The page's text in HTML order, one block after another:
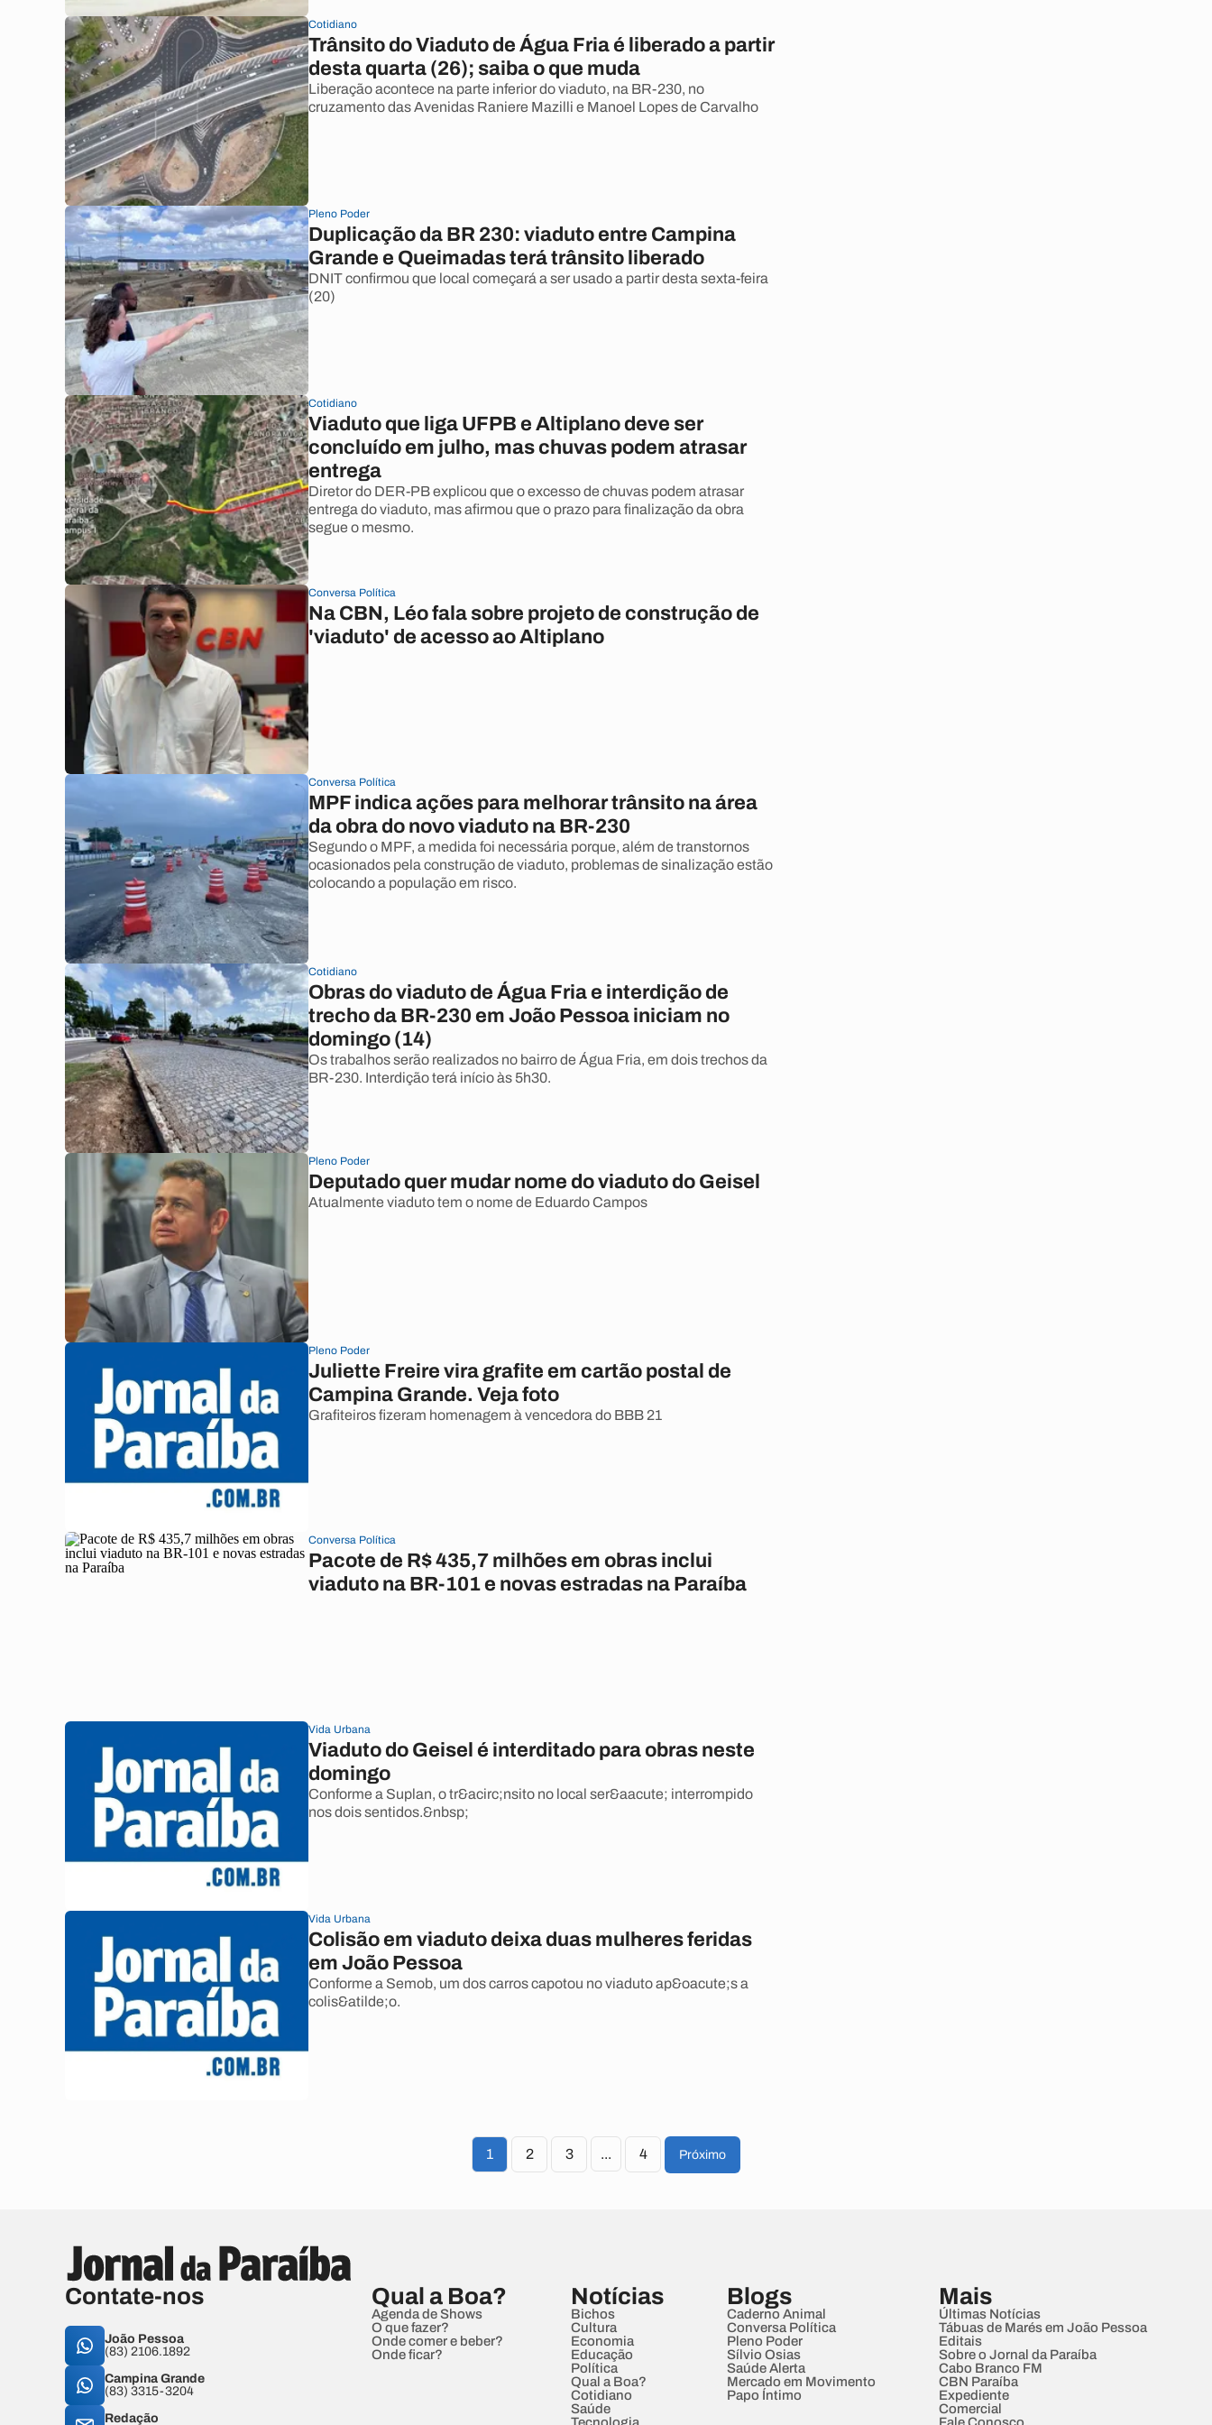
Cotidiano
Trânsito do Viaduto de Água Fria é liberado a partir
desta quarta (26); saiba o que muda
Liberação acontece na parte inferior do viaduto, na BR-230, no
cruzamento das Avenidas Raniere Mazilli e Manoel Lopes de Carvalho
Pleno Poder
Duplicação da BR 230: viaduto entre Campina
Grande e Queimadas terá trânsito liberado
DNIT confirmou que local começará a ser usado a partir desta sexta-feira
(20)
Cotidiano
Viaduto que liga UFPB e Altiplano deve ser
concluído em julho, mas chuvas podem atrasar
entrega
Diretor do DER-PB explicou que o excesso de chuvas podem atrasar
entrega do viaduto, mas afirmou que o prazo para finalização da obra
segue o mesmo.
Conversa Política
Na CBN, Léo fala sobre projeto de construção de
'viaduto' de acesso ao Altiplano
Conversa Política
MPF indica ações para melhorar trânsito na área
da obra do novo viaduto na BR-230
Segundo o MPF, a medida foi necessária porque, além de transtornos
ocasionados pela construção de viaduto, problemas de sinalização estão
colocando a população em risco.
Cotidiano
Obras do viaduto de Água Fria e interdição de
trecho da BR-230 em João Pessoa iniciam no
domingo (14)
Os trabalhos serão realizados no bairro de Água Fria, em dois trechos da
BR-230. Interdição terá início às 5h30.
Pleno Poder
Deputado quer mudar nome do viaduto do Geisel
Atualmente viaduto tem o nome de Eduardo Campos
Pleno Poder
Juliette Freire vira grafite em cartão postal de
Campina Grande. Veja foto
Grafiteiros fizeram homenagem à vencedora do BBB 21
Conversa Política
Pacote de R$ 435,7 milhões em obras inclui
viaduto na BR-101 e novas estradas na Paraíba
Vida Urbana
Viaduto do Geisel é interditado para obras neste
domingo
Conforme a Suplan, o tr&acirc;nsito no local ser&aacute; interrompido
nos dois sentidos.&nbsp;
Vida Urbana
Colisão em viaduto deixa duas mulheres feridas
em João Pessoa
Conforme a Semob, um dos carros capotou no viaduto ap&oacute;s a
colis&atilde;o.
1 2 3 ... 4 Próximo
Contate-nos
João Pessoa
(83) 2106.1892
Campina Grande
(83) 3315-3204
Redação
Qual a Boa?
Agenda de Shows
O que fazer?
Onde comer e beber?
Onde ficar?
Notícias
Bichos
Cultura
Economia
Educação
Política
Qual a Boa?
Cotidiano
Saúde
Blogs
Caderno Animal
Conversa Política
Pleno Poder
Sílvio Osias
Saúde Alerta
Mercado em Movimento
Papo Íntimo
Mais
Últimas Notícias
Tábuas de Marés em João Pessoa
Editais
Sobre o Jornal da Paraíba
Cabo Branco FM
CBN Paraíba
Expediente
Comercial